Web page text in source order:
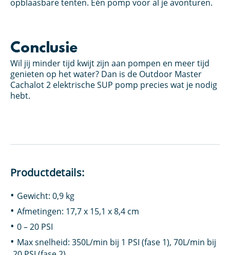
opblaasbare tenten. Eén pomp voor al je avonturen.
Conclusie
Wil jij minder tijd kwijt zijn aan pompen en meer tijd
genieten op het water? Dan is de Outdoor Master
Cachalot 2 elektrische SUP pomp precies wat je nodig
hebt.
Productdetails:
Gewicht: 0,9 kg
Afmetingen: 17,7 x 15,1 x 8,4 cm
0 – 20 PSI
Max snelheid: 350L/min bij 1 PSI (fase 1), 70L/min bij